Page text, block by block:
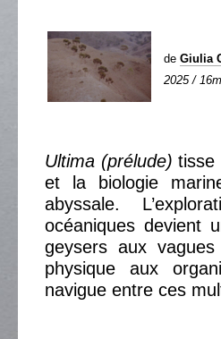
de Giulia
2025 /
Ultima (prélude) tisse
et la biologie
abyssale.
océaniques devient
geysers aux
physique aux
navigue entre ces